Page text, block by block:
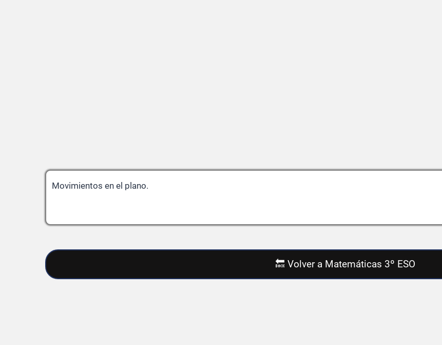
Movimientos en el plano.
🔙 Volver a Matemáticas 3º ESO